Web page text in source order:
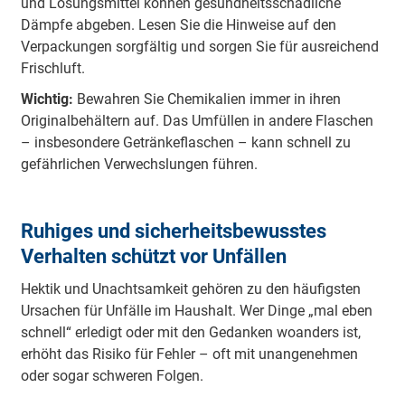
und Lösungsmittel können gesundheitsschädliche
Dämpfe abgeben. Lesen Sie die Hinweise auf den
Verpackungen sorgfältig und sorgen Sie für ausreichend
Frischluft.
Wichtig: Bewahren Sie Chemikalien immer in ihren
Originalbehältern auf. Das Umfüllen in andere Flaschen
– insbesondere Getränkeflaschen – kann schnell zu
gefährlichen Verwechslungen führen.
Ruhiges und sicherheitsbewusstes
Verhalten schützt vor Unfällen
Hektik und Unachtsamkeit gehören zu den häufigsten
Ursachen für Unfälle im Haushalt. Wer Dinge „mal eben
schnell“ erledigt oder mit den Gedanken woanders ist,
erhöht das Risiko für Fehler – oft mit unangenehmen
oder sogar schweren Folgen.